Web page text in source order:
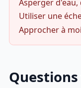
Asperger d'eau,
Utiliser une
Approcher à